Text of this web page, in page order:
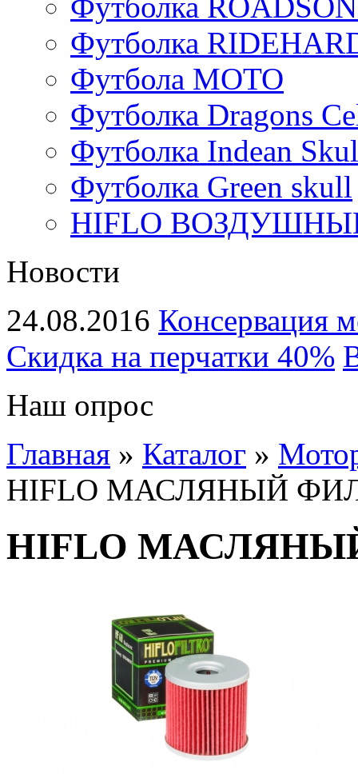
Футболка
Футбола МОТО
Футболка Dragons
Футболка Indean
Футболка Green skull
HIFLO
Новости
24.08.2016 Консервация
Скидка на перчатки 40%
Наш опрос
Главная » Каталог »
HIFLO МАСЛЯНЫЙ
HIFLO